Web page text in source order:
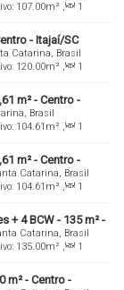
107.00m² ,
1
.00m²
- Itajaí/SC
Catarina, Brasil
120.00m² ,
1
.00m²
m² - Centro -
Brasil
104.61 m² ,
1
Vaga(s) ,
Útil:
m² - Centro -
Catarina, Brasil
104.61 m² ,
1
Vaga(s) ,
Útil:
+ 4 BCW - 135 m² -
Catarina, Brasil
135.00m² ,
1
m² , 2 Vaga(s)
m² - Centro -